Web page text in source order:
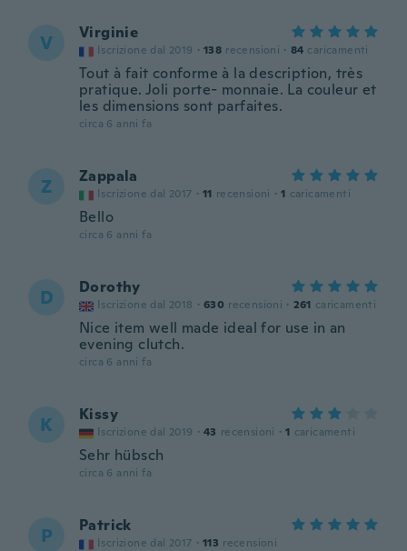
V Virginie
Iscrizione dal 2019 · 138 recensioni · 84 caricamenti
Tout à fait conforme à la description, très
pratique. Joli porte- monnaie. La couleur et
les dimensions sont parfaites.
circa 6 anni fa
Z Zappala
Iscrizione dal 2017 · 11 recensioni · 1 caricamenti
Bello
circa 6 anni fa
D Dorothy
Iscrizione dal 2018 · 630 recensioni · 261 caricamenti
Nice item well made ideal for use in an
evening clutch.
circa 6 anni fa
K Kissy
Iscrizione dal 2019 · 43 recensioni · 1 caricamenti
Sehr hübsch
circa 6 anni fa
P Patrick
Iscrizione dal 2017 · 113 recensioni